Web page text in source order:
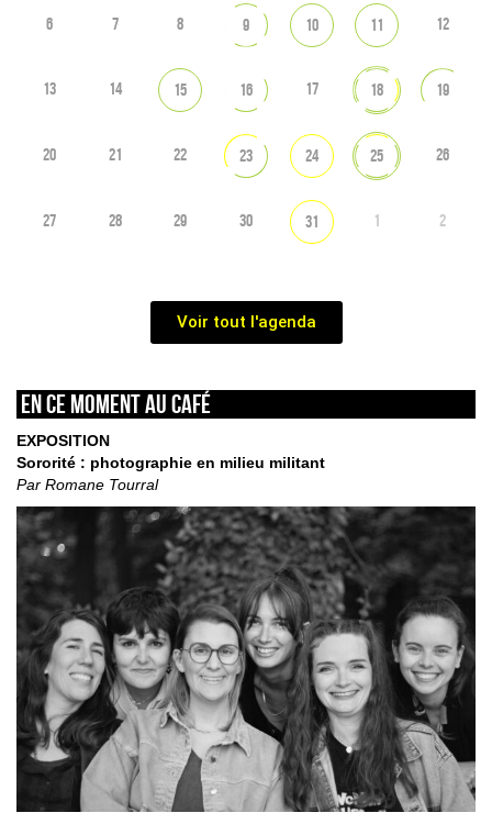
6 7 8 9 10 11 12
13 14 15 16 17 18 19
20 21 22 23 24 25 26
27 28 29 30 31 1 2
Voir tout l'agenda
En ce moment au café
EXPOSITION
Sororité : photographie en milieu militant
Par Romane Tourral